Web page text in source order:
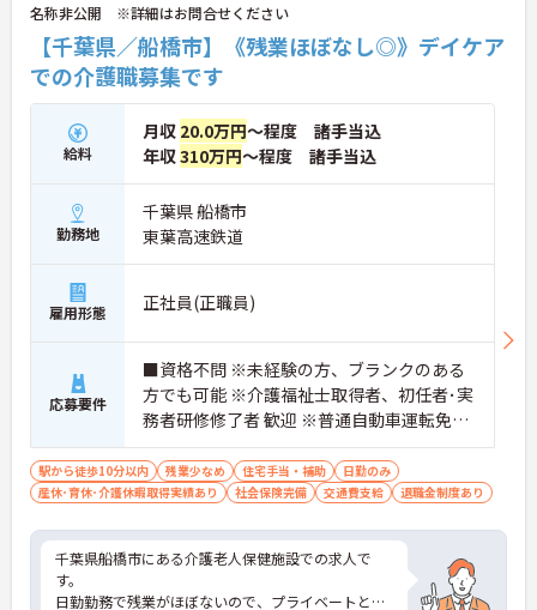
名称非公開 ※詳細はお問合せください
【千葉県／船橋市】《残業ほぼなし◎》デイケア
での介護職募集です
給料
月収 20.0万円～程度 諸手当込
年収310万円～程度 諸手当込
勤務地
千葉県 船橋市
東葉高速鉄道
雇用形態 正社員(正職員)
応募要件
■資格不問 ※未経験の方、ブランクのある
方でも可能 ※介護福祉士取得者、初任者･実
務者研修修了者 歓迎 ※普通自動車運転免許
（AT限定可） 歓迎
駅から徒歩10分以内 残業少なめ 住宅手当・補助
日勤のみ
産休･育休･介護休暇取得実績あり
社会保険完備 交通費支給 退職金制度あり
千葉県船橋市にある介護老人保健施設での求人で
す。
日勤勤務で残業がほぼないので、プライベートとの